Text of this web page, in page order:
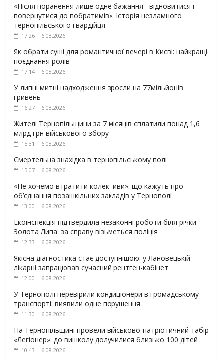
«Після поранення лише одне бажання –відновитися і
повернутися до побратимів». Історія незламного
тернопільського гвардійця
17:26 | 6.08.2026
Як обрати суші для романтичної вечері в Києві: найкращі
поєднання ролів
17:14 | 6.08.2026
У липні митні надходження зросли на 77мільйонів
гривень
16:27 | 6.08.2026
Жителі Тернопільщини за 7 місяців сплатили понад 1,6
млрд грн військового збору
15:31 | 6.08.2026
Смертельна знахідка в тернопільському полі
15:07 | 6.08.2026
«Не хочемо втратити колективи»: що кажуть про
об’єднання позашкільних закладів у Тернополі
13:00 | 6.08.2026
Екоінспекція підтвердила незаконні роботи біля річки
Золота Липа: за справу візьметься поліція
12:33 | 6.08.2026
Якісна діагностика стає доступнішою: у Лановецькій
лікарні запрацював сучасний рентген-кабінет
12:00 | 6.08.2026
У Тернополі перевірили кондиціонери в громадському
транспорті: виявили одне порушення
11:30 | 6.08.2026
На Тернопільщині провели військово-патріотичний табір
«Легіонер»: до вишколу долучилися близько 100 дітей
10:43 | 6.08.2026